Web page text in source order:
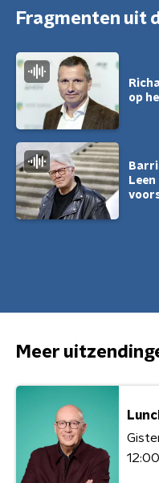
Fragmenten uit
op
Meer